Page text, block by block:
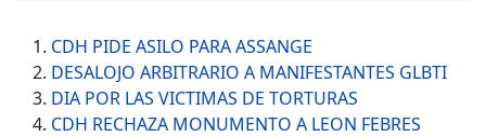
CDH PIDE ASILO PARA ASSANGE
DESALOJO ARBITRARIO A MANIFESTANTES GLBTI
DIA POR LAS VICTIMAS DE TORTURAS
CDH RECHAZA MONUMENTO A LEON FEBRES